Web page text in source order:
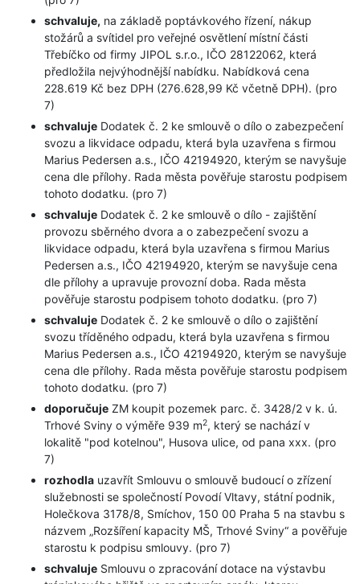
schvaluje, na základě poptávkového řízení, nákup
stožárů a svítidel pro veřejné osvětlení místní části
Třebíčko od firmy JIPOL s.r.o., IČO 28122062, která
předložila nejvýhodnější nabídku. Nabídková cena
228.619 Kč bez DPH (276.628,99 Kč včetně DPH). (pro
7)
schvaluje Dodatek č. 2 ke smlouvě o dílo o zabezpečení
svozu a likvidace odpadu, která byla uzavřena s firmou
Marius Pedersen a.s., IČO 42194920, kterým se navyšuje
cena dle přílohy. Rada města pověřuje starostu podpisem
tohoto dodatku. (pro 7)
schvaluje Dodatek č. 2 ke smlouvě o dílo - zajištění
provozu sběrného dvora a o zabezpečení svozu a
likvidace odpadu, která byla uzavřena s firmou Marius
Pedersen a.s., IČO 42194920, kterým se navyšuje cena
dle přílohy a upravuje provozní doba. Rada města
pověřuje starostu podpisem tohoto dodatku. (pro 7)
schvaluje Dodatek č. 2 ke smlouvě o dílo o zajištění
svozu tříděného odpadu, která byla uzavřena s firmou
Marius Pedersen a.s., IČO 42194920, kterým se navyšuje
cena dle přílohy. Rada města pověřuje starostu podpisem
tohoto dodatku. (pro 7)
doporučuje ZM koupit pozemek parc. č. 3428/2 v k. ú.
Trhové Sviny o výměře 939 m2, který se nachází v
lokalitě "pod kotelnou", Husova ulice, od pana xxx. (pro
7)
rozhodla uzavřít Smlouvu o smlouvě budoucí o zřízení
služebnosti se společností Povodí Vltavy, státní podnik,
Holečkova 3178/8, Smíchov, 150 00 Praha 5 na stavbu s
názvem „Rozšíření kapacity MŠ, Trhové Sviny“ a pověřuje
starostu k podpisu smlouvy. (pro 7)
schvaluje Smlouvu o zpracování dotace na výstavbu